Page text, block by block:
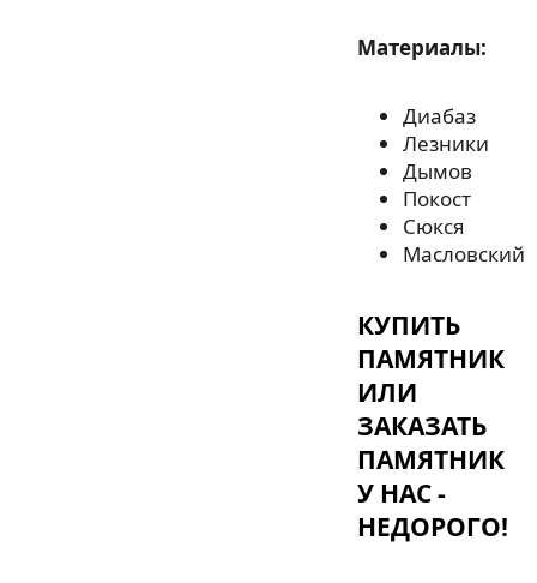
Материалы:
Диабаз
Лезники
Дымов
Покост
Сюкся
Масловский
КУПИТЬ
ПАМЯТНИК
ИЛИ
ЗАКАЗАТЬ
ПАМЯТНИК
У НАС -
НЕДОРОГО!